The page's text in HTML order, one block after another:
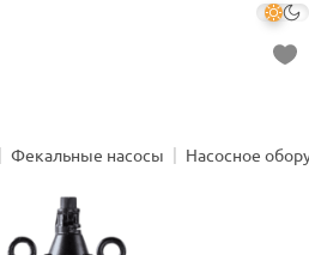
Фекальные насосы Насосное